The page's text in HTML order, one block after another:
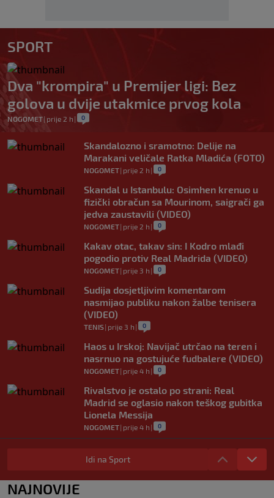
SPORT
Dva "krompira" u Premijer ligi: Bez
golova u dvije utakmice prvog kola
NOGOMET| prije 2 h | 0
Skandalozno i sramotno: Delije na
Marakani veličale Ratka Mladića (FOTO)
NOGOMET| prije 2 h | 0
Skandal u Istanbulu: Osimhen krenuo u
fizički obračun sa Mourinom, saigrači ga
jedva zaustavili (VIDEO)
NOGOMET| prije 2 h | 0
Kakav otac, takav sin: I Kodro mlađi
pogodio protiv Real Madrida (VIDEO)
NOGOMET| prije 3 h | 0
Sudija dosjetljivim komentarom
nasmijao publiku nakon žalbe tenisera
(VIDEO)
TENIS| prije 3 h | 0
Haos u Irskoj: Navijač utrčao na teren i
nasrnuo na gostujuće fudbalere (VIDEO)
NOGOMET| prije 4 h | 0
Rivalstvo je ostalo po strani: Real
Madrid se oglasio nakon teškog gubitka
Lionela Messija
NOGOMET| prije 4 h | 0
WNBA igračice odgovorile Kanteru
nakon provokacije: "Nećemo biti politički
0
Idi na Sport
NAJNOVIJE